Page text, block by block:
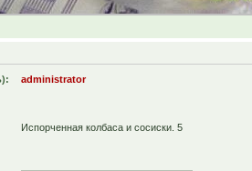
administrator
Испорченная колбаса и сосиски. 5